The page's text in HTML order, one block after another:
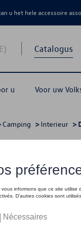
u het hele accessoire
Catalogus
u Voor uw
Camping > Interieur >
45 x 45 cm